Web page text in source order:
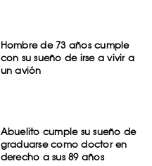
Hombre de 73 años cumple
con su sueño de irse a vivir a
un avión
Abuelito cumple su sueño de
graduarse como doctor en
derecho a sus 89 años